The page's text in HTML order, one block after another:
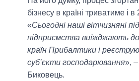
бізнесу в країні триватиме і в
«Сьогодні наші вітчизняні
підприємства виїжджають
країн Прибалтики і
суб’єкти господарювання», –
Биковець.